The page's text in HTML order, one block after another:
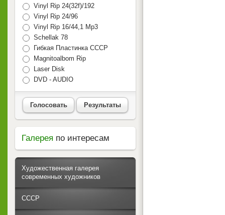
Vinyl Rip 24(32f)/192
Vinyl Rip 24/96
Vinyl Rip 16/44,1 Mp3
Schellak 78
Гибкая Пластинка СССР
Magnitoalbom Rip
Laser Disk
DVD - AUDIO
Голосовать Результаты
Галерея по интересам
Художественная галерея
современных художников
СССР